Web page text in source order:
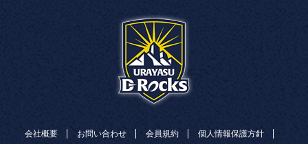
会社概要 お問い合わせ 会員規約 個人情報保護方針